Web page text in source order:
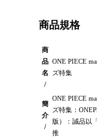
商品規格
商
品
名
/
ONE PIECE
ズ特集
簡
介
/
ONE PIECE
ズ特集：
版）：誠品以
推